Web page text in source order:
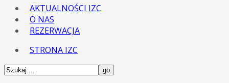
AKTUALNOŚCI IZC
O NAS
REZERWACJA
STRONA IZC